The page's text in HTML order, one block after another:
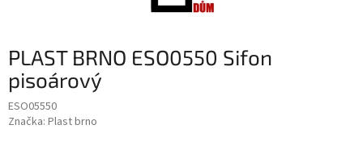
PLAST BRNO ESO0550 Sifon
pisoárový
ESO05550
Značka: Plast brno